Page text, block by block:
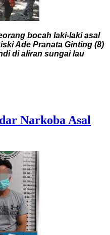
bocah laki-laki asal
Ade Pranata Ginting (8)
di aliran sungai lau
Narkoba Asal